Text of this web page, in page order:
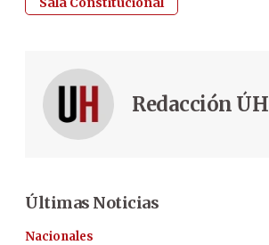
Redacción ÚH
Últimas Noticias
Nacionales